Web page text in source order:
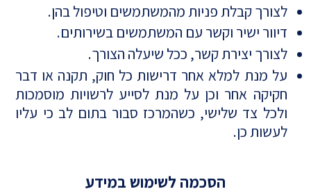
לצורך קבלת פניות מהמשתמשים וטיפול בהן.
דיוור ישיר וקשר עם המשתמשים בשירותים.
לצורך יצירת קשר, ככל שיעלה הצורך.
על מנת למלא אחר דרישות כל חוק, תקנה או דבר
חקיקה אחר וכן על מנת לסייע לרשויות מוסמכות
ולכל צד שלישי, כשהמרכז סבור בתום לב כי עליו
לעשות כן.
הסכמה לשימוש במידע